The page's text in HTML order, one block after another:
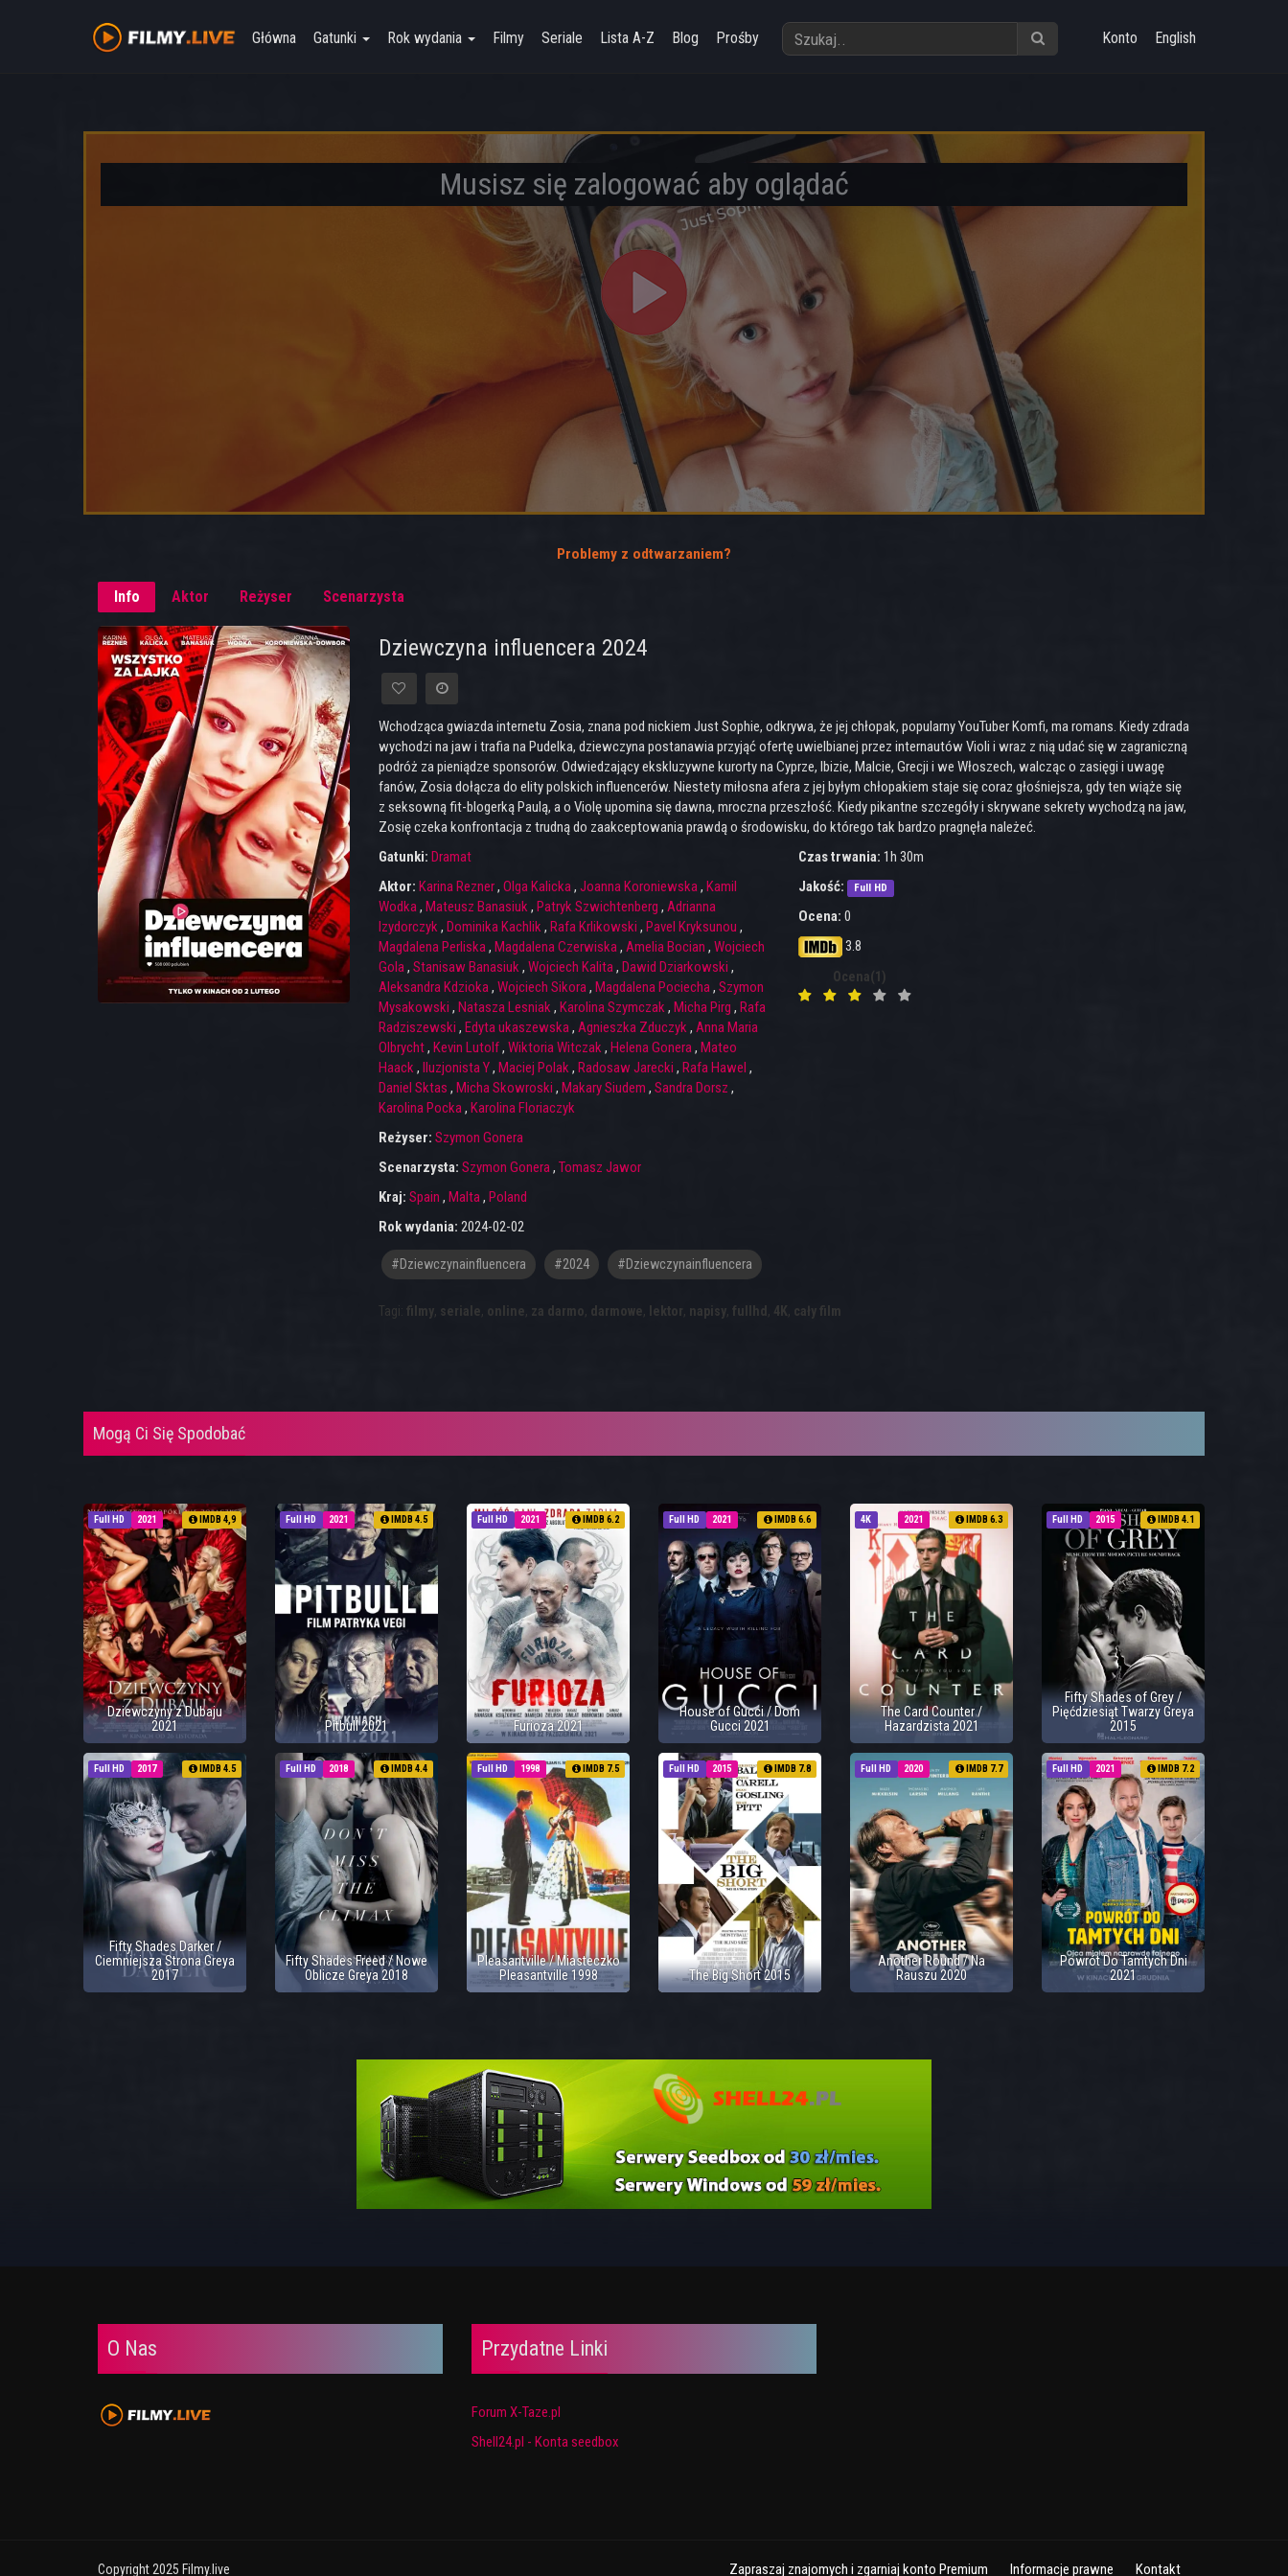
Główna Gatunki Rok wydania Filmy Seriale Lista A-Z Blog Prośby Konto English
Musisz się zalogować aby oglądać
Problemy z odtwarzaniem?
Info Aktor Reżyser Scenarzysta
Dziewczyna influencera 2024
Wchodząca gwiazda internetu Zosia, znana pod nickiem Just Sophie, odkrywa, że jej chłopak, popularny YouTuber Komfi, ma romans. Kiedy zdrada
wychodzi na jaw i trafia na Pudelka, dziewczyna postanawia przyjąć ofertę uwielbianej przez internautów Violi i wraz z nią udać się w zagraniczną
podróż za pieniądze sponsorów. Odwiedzający ekskluzywne kurorty na Cyprze, Ibizie, Malcie, Grecji i we Włoszech, walcząc o zasięgi i uwagę
fanów, Zosia dołącza do elity polskich influencerów. Niestety miłosna afera z jej byłym chłopakiem staje się coraz głośniejsza, gdy ten wiąże się
z seksowną fit-blogerką Paulą, a o Violę upomina się dawna, mroczna przeszłość. Kiedy pikantne szczegóły i skrywane sekrety wychodzą na jaw,
Zosię czeka konfrontacja z trudną do zaakceptowania prawdą o środowisku, do którego tak bardzo pragnęła należeć.
Gatunki: Dramat
Aktor: Karina Rezner, Olga Kalicka, Joanna Koroniewska, Kamil
Wodka, Mateusz Banasiuk, Patryk Szwichtenberg , Adrianna
Izydorczyk, Dominika Kachlik, Rafa Krlikowski , Pavel Kryksunou ,
Magdalena Perliska, Magdalena Czerwiska, Amelia Bocian , Wojciech
Gola, Stanisaw Banasiuk, Wojciech Kalita, Dawid Dziarkowski ,
Aleksandra Kdzioka, Wojciech Sikora, Magdalena Pociecha, Szymon
Mysakowski , Natasza Lesniak, Karolina Szymczak, Micha Pirg , Rafa
Radziszewski , Edyta ukaszewska, Agnieszka Zduczyk, Anna Maria
Olbrycht, Kevin Lutolf, Wiktoria Witczak, Helena Gonera, Mateo
Haack, Iluzjonista Y, Maciej Polak, Radosaw Jarecki , Rafa Hawel ,
Daniel Sktas , Micha Skowroski , Makary Siudem , Sandra Dorsz ,
Karolina Pocka, Karolina Floriaczyk
Reżyser: Szymon Gonera
Scenarzysta: Szymon Gonera, Tomasz Jawor
Kraj: Spain , Malta, Poland
Rok wydania: 2024-02-02
Czas trwania: 1h 30m
Jakość:
Full HD
Ocena: 0
3.8
Ocena(1)
#dziewczynainfluencera #2024 #Dziewczynainfluencera
Tagi: filmy, seriale, online, za darmo, darmowe, lektor, napisy, fullhd , 4K, cały film
Mogą Ci Się Spodobać
Full HD 2021 IMDB 4,9
Dziewczyny z Dubaju
2021
Full HD 2021 IMDB 4.5
Pitbull 2021
Full HD 2021 IMDB 6.2
Furioza 2021
Full HD 2021 IMDB 6.6
House of Gucci / Dom
Gucci 2021
4K 2021 IMDB 6.3
The Card Counter /
Hazardzista 2021
Full HD 2015 IMDB 4.1
Fifty Shades of Grey /
Pięćdziesiąt Twarzy Greya
2015
Full HD 2017 IMDB 4.5
Fifty Shades Darker /
Ciemniejsza Strona Greya
2017
Full HD 2018 IMDB 4.4
Fifty Shades Freed / Nowe
Oblicze Greya 2018
Full HD 1998 IMDB 7.5
Pleasantville / Miasteczko
Pleasantville 1998
Full HD 2015 IMDB 7.8
The Big Short 2015
Full HD 2020 IMDB 7.7
Another Round / Na
Rauszu 2020
Full HD 2021 IMDB 7.2
Powrót Do Tamtych Dni
2021
O Nas Przydatne Linki
Forum X-Taze.pl
Shell24.pl - Konta seedbox
Copyright 2025 Filmy.live Zapraszaj znajomych i zgarniaj konto Premium Informacje prawne Kontakt